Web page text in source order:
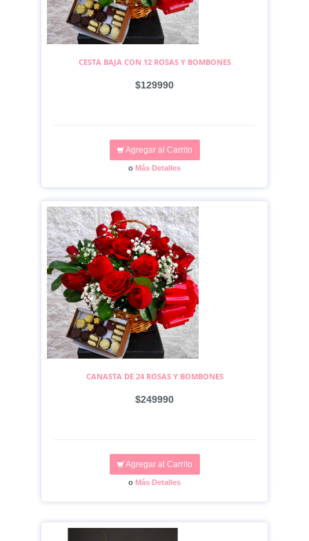
CESTA BAJA CON 12 ROSAS Y BOMBONES
$129990
Agregar al Carrito
o Más Detalles
CANASTA DE 24 ROSAS Y BOMBONES
$249990
Agregar al Carrito
o Más Detalles